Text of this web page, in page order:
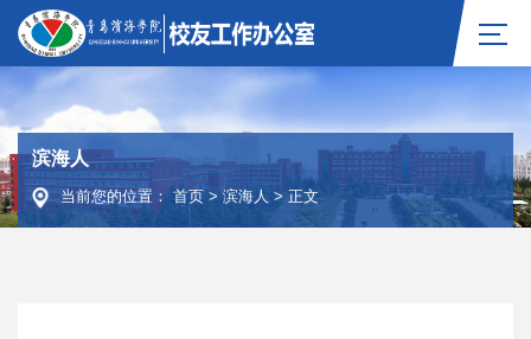
滨海人
当前您的位置：首页>滨海人 >正文